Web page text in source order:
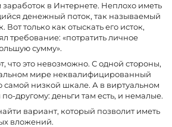
в Интернете. Неплохо иметь
денежный поток, так называемый
только как отыскать его исток,
требование: «потратить личное
сумму».
что это невозможно. С одной стороны,
мире неквалифицированный
самой низкой шкале. А в виртуальном
другому: деньги там есть, и немалые.
вариант, который позволит иметь
вложений.